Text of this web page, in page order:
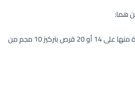
أقراص تؤخذ بالفم تحتوي العبوة منها على 14 أو 20 قرص بتركيز 10 مجم من